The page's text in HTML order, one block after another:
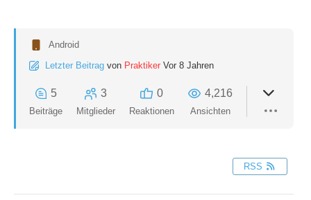
Android
Letzter Beitrag von Praktiker Vor 8 Jahren
5
Beiträge
3
Mitglieder
0
Reaktionen
4,216
Ansichten
RSS